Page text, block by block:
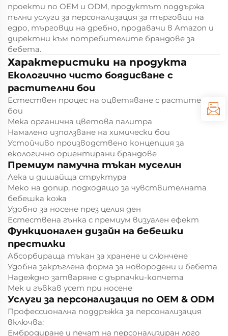
проекти по OEM и ODM, продуктът поддържа
пълни услуги за персонализация за търговци на
едро, търговци на дребно, продавачи в Amazon и
директни към потребителите брандове за
бебета.
Характеристики на продукта
Екологично чисто боядисване с
растителни бои
Естествен процес на оцветяване с растителни
бои
Мека органична цветова палитра
Намалено използване на химически бои
Устойчиво производствено концепция за
екологично ориентирани брандове
Премиум памучна тъкан муселин
Лека и дишайща структура
Меко на допир, подходящо за чувствителната
бебешка кожа
Удобно за носене през целия ден
Естествена гънка с премиум визуален ефект
Функционален дизайн на бебешки
престилки
Абсорбираща тъкан за хранене и слюнчене
Удобна закръглена форма за новородени и бебета
Надеждно затваряне с дърпачки-копчета
Мек и гъвкав усет при носене
Услуги за персонализация по OEM & ODM
Профессионална поддръжка за персонализация
включва:
Ембродиране и печат на персонализиран лого